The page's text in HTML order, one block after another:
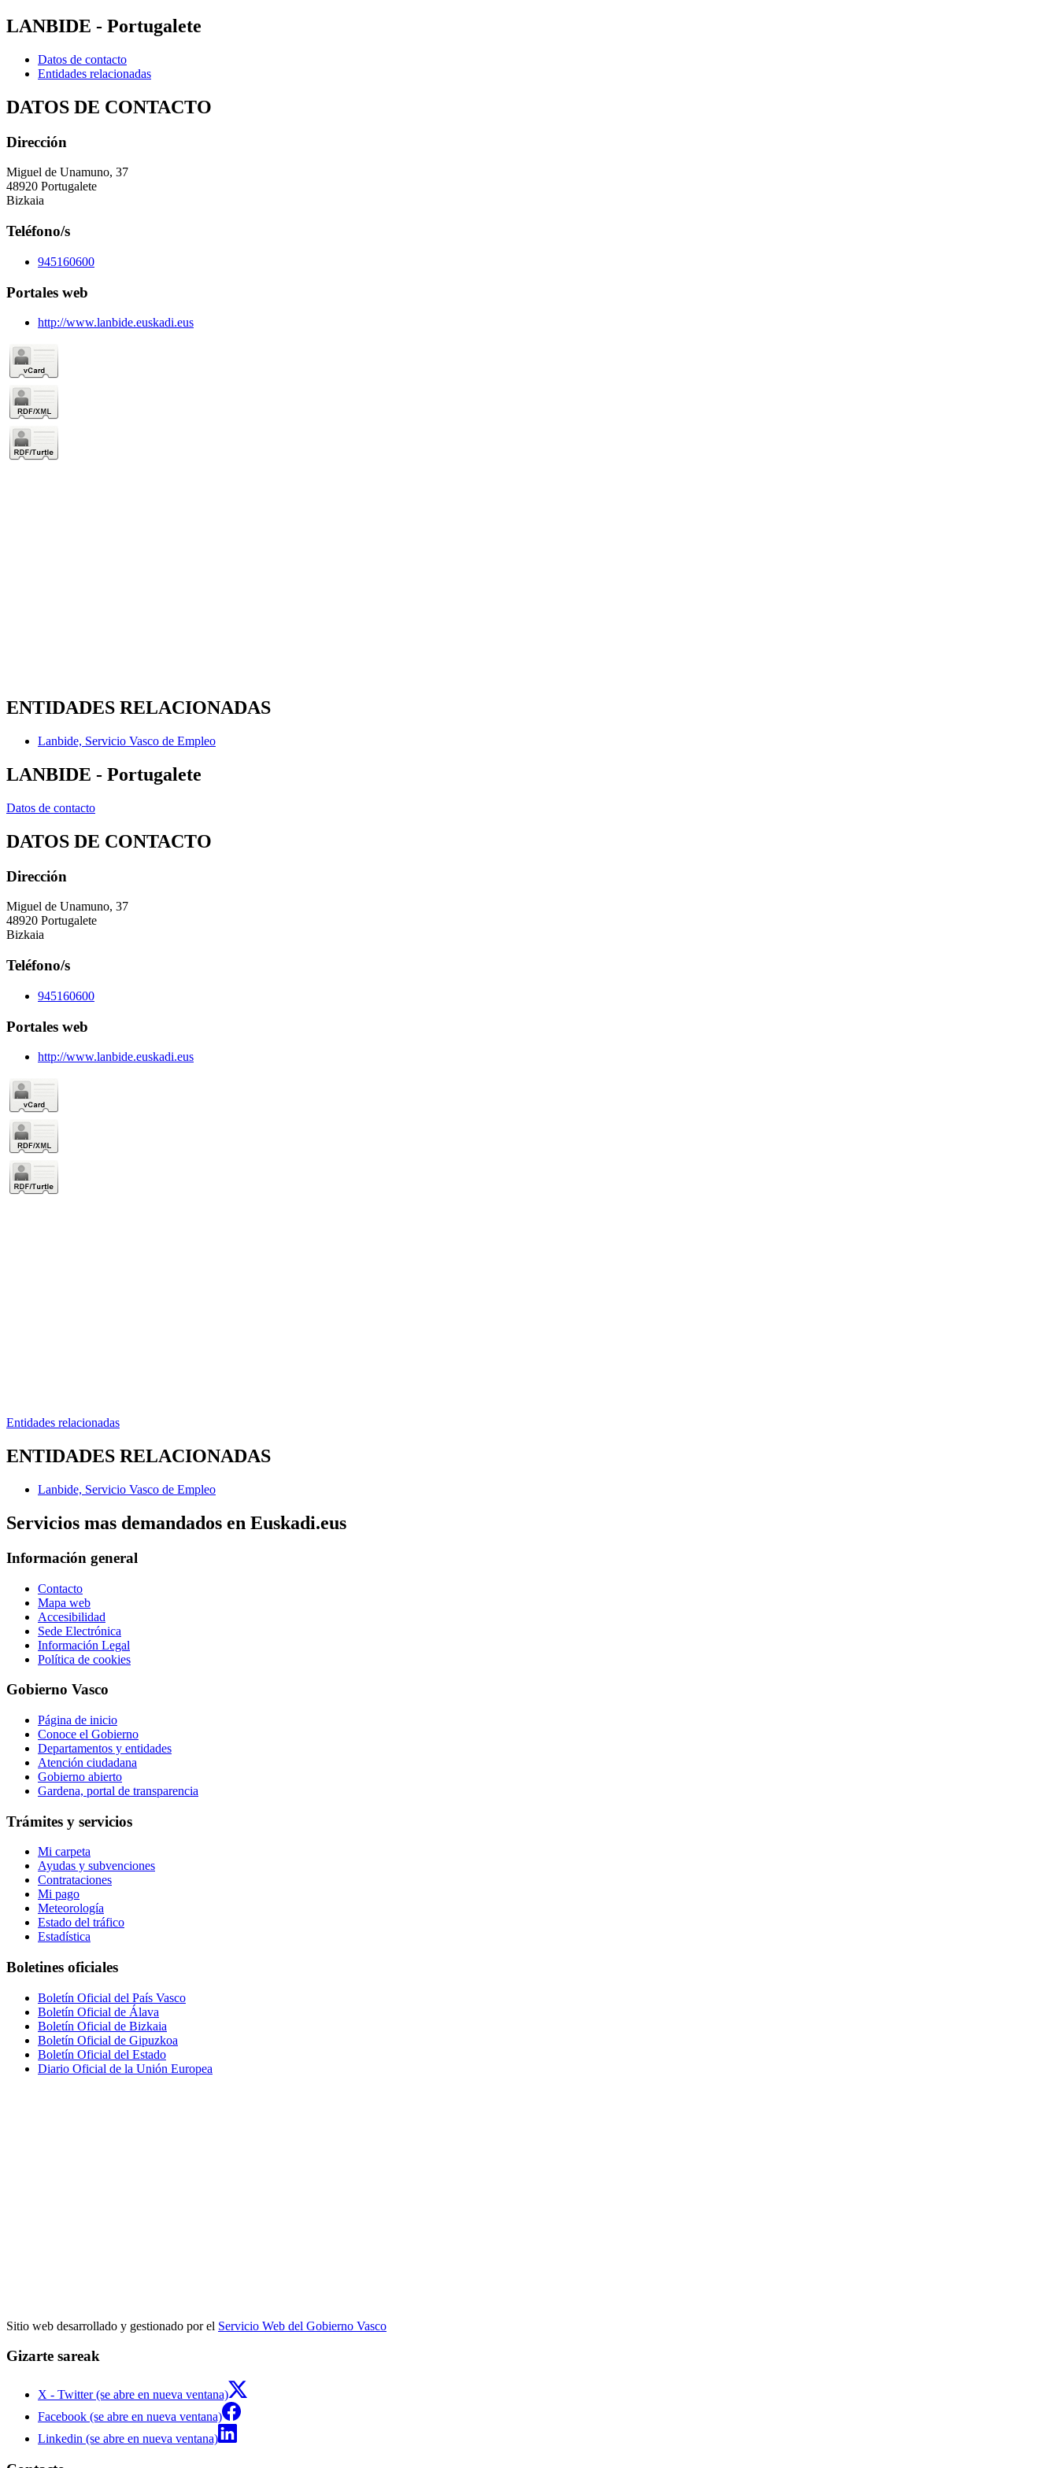
LANBIDE - Portugalete
Datos de contacto
Entidades relacionadas
DATOS DE CONTACTO
Dirección
Miguel de Unamuno, 37
48920 Portugalete
Bizkaia
Teléfono/s
945160600
Portales web
http://www.lanbide.euskadi.eus
ENTIDADES RELACIONADAS
Lanbide, Servicio Vasco de Empleo
LANBIDE - Portugalete
Datos de contacto
DATOS DE CONTACTO
Dirección
Miguel de Unamuno, 37
48920 Portugalete
Bizkaia
Teléfono/s
945160600
Portales web
http://www.lanbide.euskadi.eus
Entidades relacionadas
ENTIDADES RELACIONADAS
Lanbide, Servicio Vasco de Empleo
Servicios mas demandados en Euskadi.eus
Información general
Contacto
Mapa web
Accesibilidad
Sede Electrónica
Información Legal
Política de cookies
Gobierno Vasco
Página de inicio
Conoce el Gobierno
Departamentos y entidades
Atención ciudadana
Gobierno abierto
Gardena, portal de transparencia
Trámites y servicios
Mi carpeta
Ayudas y subvenciones
Contrataciones
Mi pago
Meteorología
Estado del tráfico
Estadística
Boletines oficiales
Boletín Oficial del País Vasco
Boletín Oficial de Álava
Boletín Oficial de Bizkaia
Boletín Oficial de Gipuzkoa
Boletín Oficial del Estado
Diario Oficial de la Unión Europea
Sitio web desarrollado y gestionado por el Servicio Web del Gobierno Vasco
Gizarte sareak
X - Twitter (se abre en nueva ventana)
Facebook (se abre en nueva ventana)
Linkedin (se abre en nueva ventana)